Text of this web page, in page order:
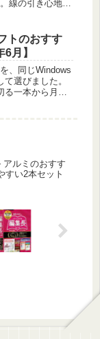
線の引き心地や
トのおすす
月】
、同じWindows
選びました。
る一本から月額
アルミのおすす
すい2本セット